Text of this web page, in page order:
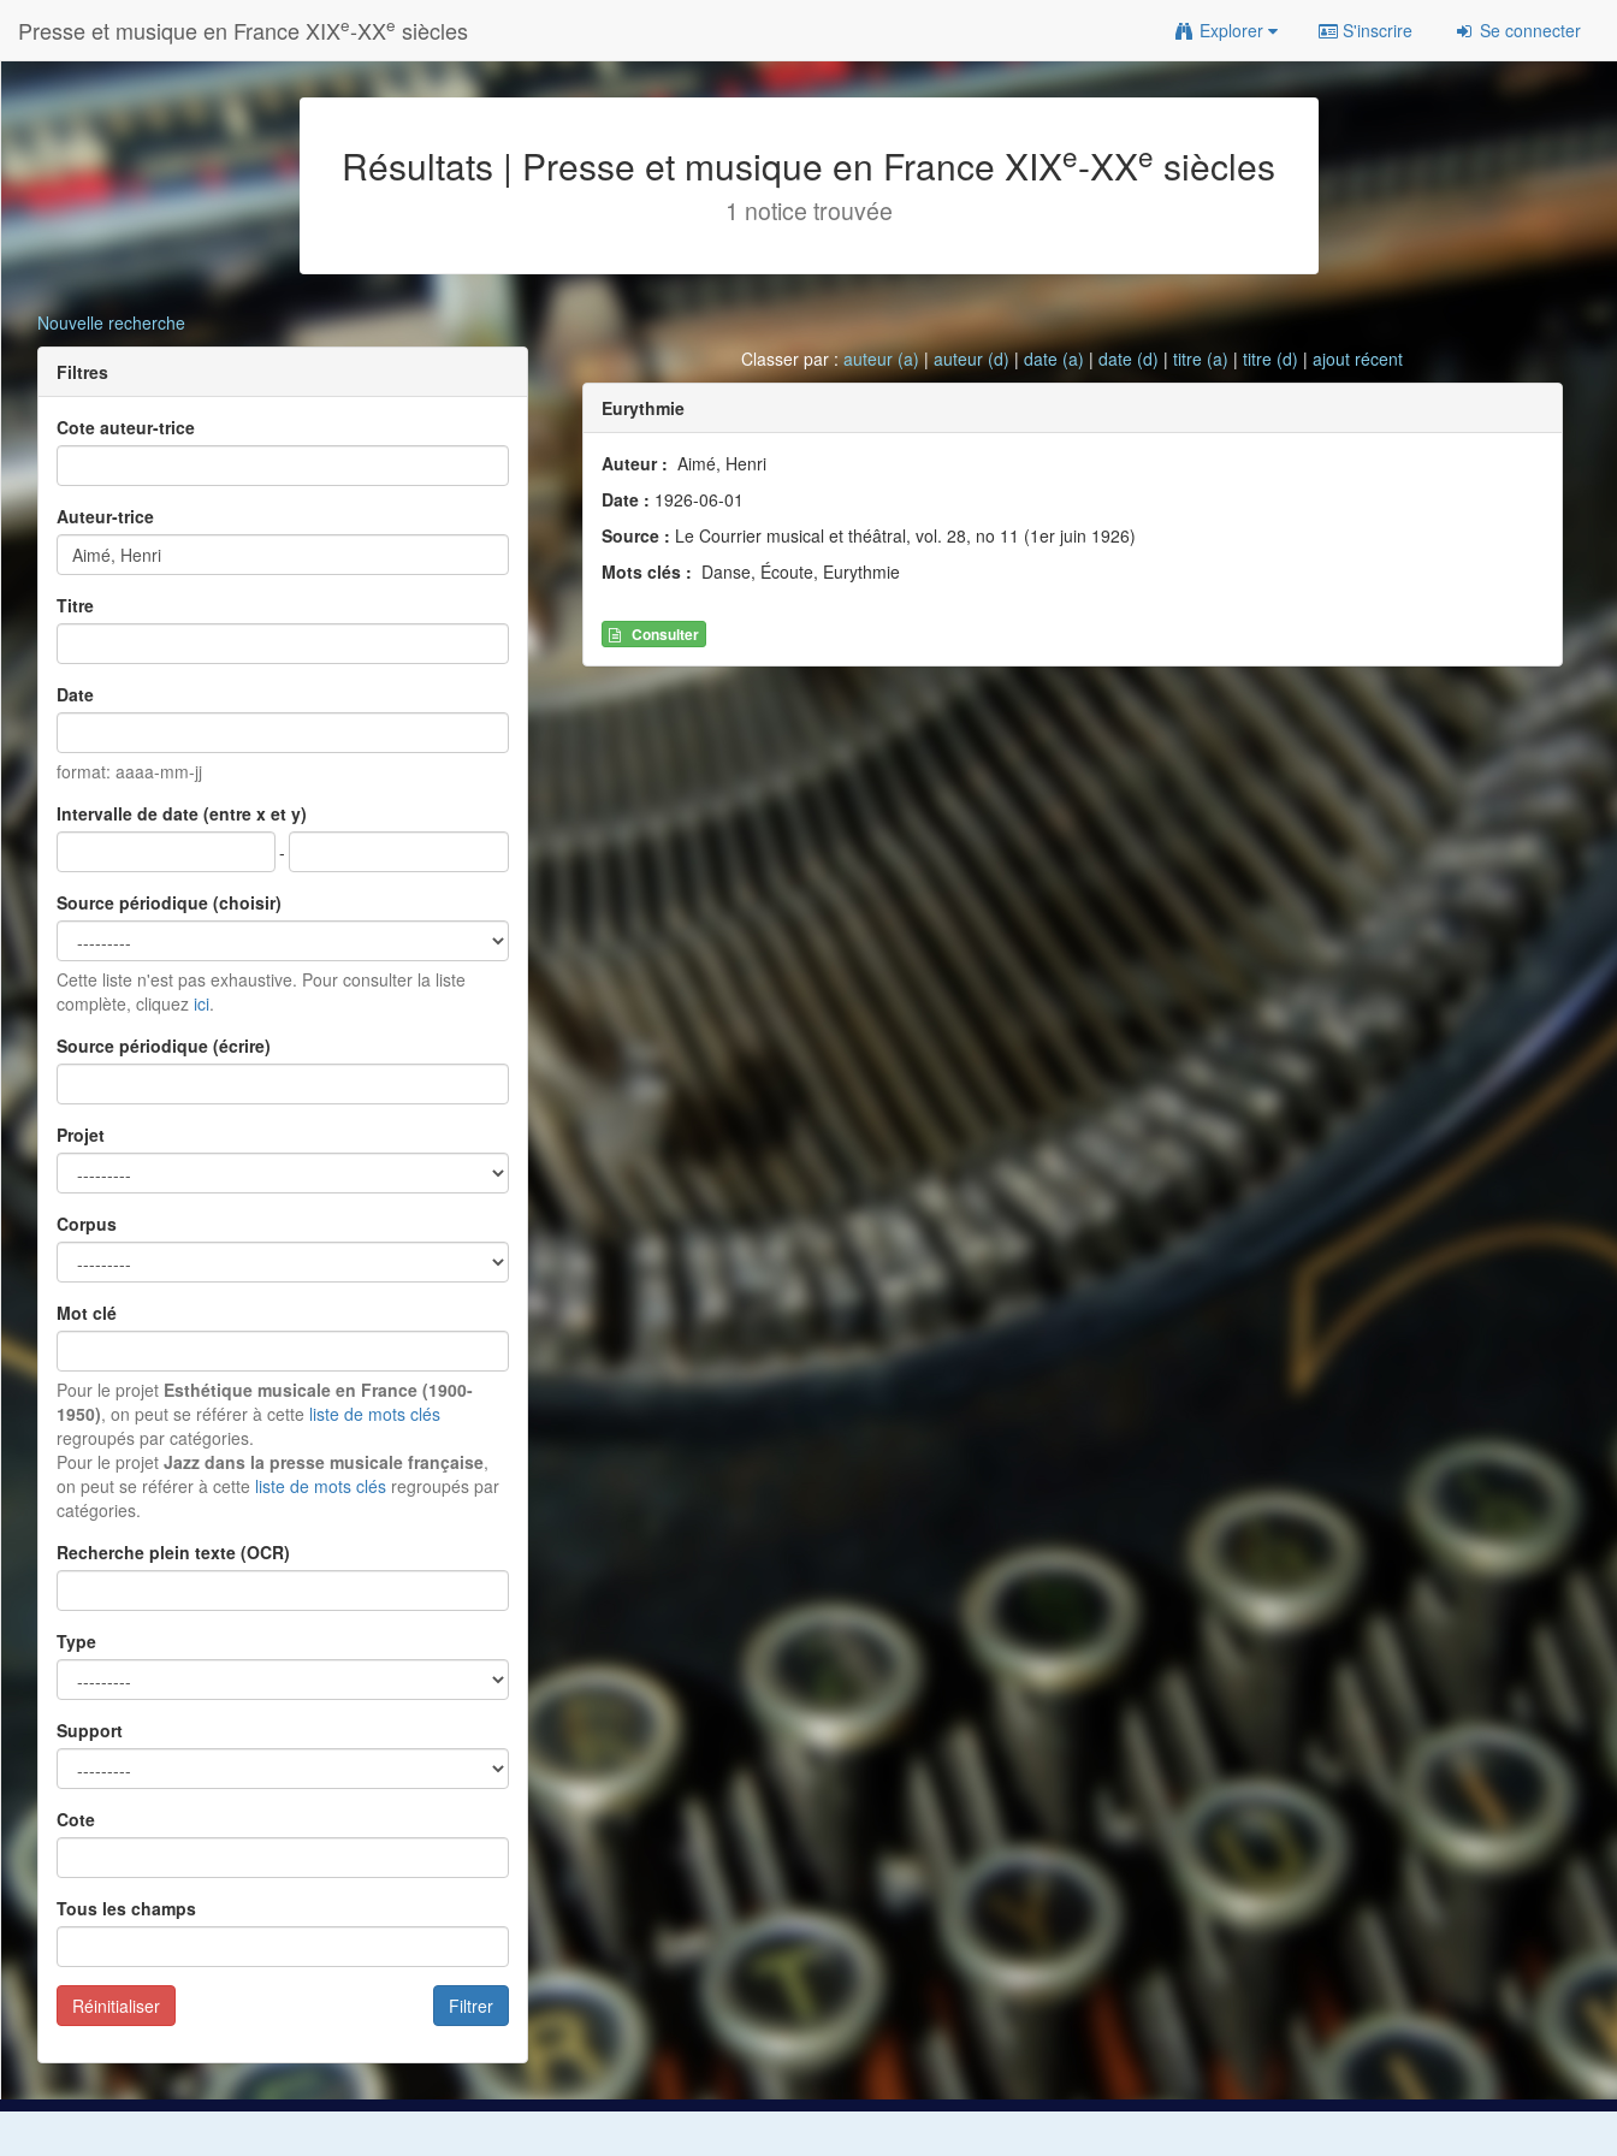
Presse et musique en France XIXe-XXe siècles Explorer S'inscrire Se connecter
Résultats | Presse et musique en France XIXe-XXe siècles
1 notice trouvée
Nouvelle recherche
Filtres
Cote auteur-trice
Auteur-trice
Titre
Date
format: aaaa-mm-jj
Intervalle de date (entre x et y)
-
Source périodique (choisir)
Cette liste n'est pas exhaustive. Pour consulter la liste
complète, cliquez ici.
Source périodique (écrire)
Projet
Corpus
Mot clé
Pour le projet Esthétique musicale en France (1900-
1950), on peut se référer à cette liste de mots clés
regroupés par catégories.
Pour le projet Jazz dans la presse musicale française,
on peut se référer à cette liste de mots clés regroupés par
catégories.
Recherche plein texte (OCR)
Type
Support
Cote
Tous les champs
Filtrer
Réinitialiser
Classer par :auteur (a)|auteur (d)|date (a) |date (d) |titre (a) |titre (d) |ajout récent
Eurythmie
Auteur : Aimé, Henri
Date : 1926-06-01
Source : Le Courrier musical et théâtral, vol. 28, no 11 (1er juin 1926)
Mots clés : Danse, Écoute, Eurythmie
Consulter